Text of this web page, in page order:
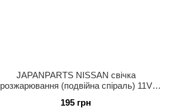
JAPANPARTS NISSAN свічка
розжарювання (подвійна спіраль) 11V
195 грн